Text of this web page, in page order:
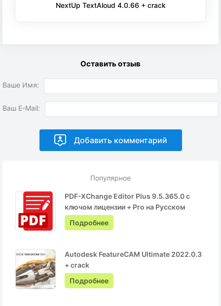
Популярное
PDF-XChange Editor Plus 9.5.365.0 с
ключом лицензии + Pro на Русском
Подробнее
Autodesk FeatureCAM Ultimate 2022.0.3
+ crack
Подробнее
NextUp TextAloud 4.0.66 + crack
Оставить отзыв
Ваше Имя:
Ваш E-Mail: